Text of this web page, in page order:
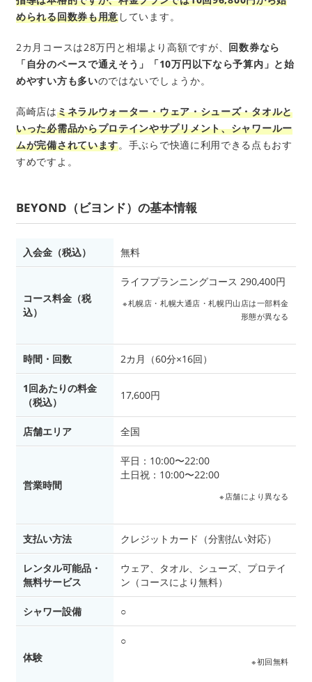
められる回数券も用意しています。
2カ月コースは28万円と相場より高額ですが、 回数券なら
「自分のペースで通えそう」「10万円以下なら予算内」と始
めやすい方も多いのではないでしょうか。
高崎店はミネラルウォーター・ウェア・シューズ・タオルと
いった必需品からプロテインやサプリメント、シャワールー
ムが完備されています。手ぶらで快適に利用できる点もおす
すめですよ。
BEYOND（ビヨンド）の基本情報
入会金（税込） 無料
コース料金（税
込）
ライフプランニングコース 290,400円
※札幌店・札幌大通店・札幌円山店は一部料金
形態が異なる
時間・回数 2カ月（60分×16回）
1回あたりの料金
（税込）
17,600円
店舗エリア 全国
営業時間
平日：10:00〜22:00
土日祝：10:00〜22:00
※店舗により異なる
支払い方法 クレジットカード（分割払い対応）
レンタル可能品・
無料サービス
ウェア、タオル、シューズ、プロテイ
ン（コースにより無料）
シャワー設備 ○
体験
○
※初回無料